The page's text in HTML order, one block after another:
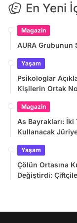
En Yeni
Magazin
AURA
Yaşam
Psikologlar
Kişilerin Ortak
Magazin
As Bayrakları:
Kullanacak
Yaşam
Çölün Ortasına
Değiştirdi: